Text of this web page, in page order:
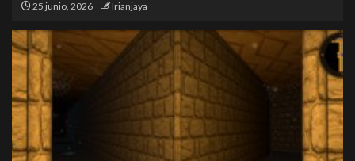
25 junio, 2026 Irianjaya